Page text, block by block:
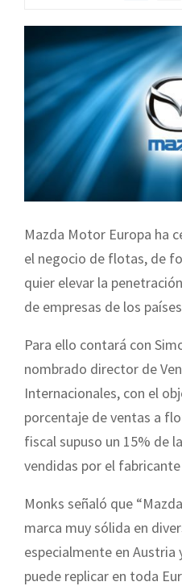
Mazda Motor Europa ha
el negocio de flotas, de
quier elevar la
de empresas de los
Para ello contará con
nombrado director de
Internacionales, con el
porcentaje de ventas a
fiscal supuso un 15% de
vendidas por el
Monks señaló que
marca muy sólida en
especialmente en Austria
puede replicar en toda